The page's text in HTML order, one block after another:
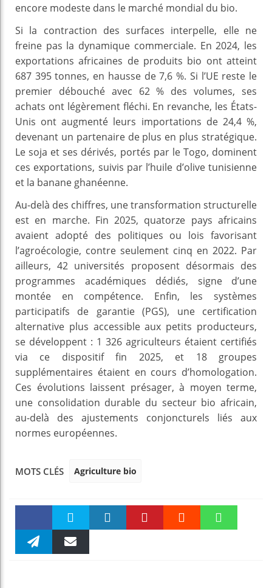
encore modeste dans le marché mondial du bio.
Si la contraction des surfaces interpelle, elle ne
freine pas la dynamique commerciale. En 2024, les
exportations africaines de produits bio ont atteint
687 395 tonnes, en hausse de 7,6 %. Si l’UE reste le
premier débouché avec 62 % des volumes, ses
achats ont légèrement fléchi. En revanche, les États-
Unis ont augmenté leurs importations de 24,4 %,
devenant un partenaire de plus en plus stratégique.
Le soja et ses dérivés, portés par le Togo, dominent
ces exportations, suivis par l’huile d’olive tunisienne
et la banane ghanéenne.
Au-delà des chiffres, une transformation structurelle
est en marche. Fin 2025, quatorze pays africains
avaient adopté des politiques ou lois favorisant
l’agroécologie, contre seulement cinq en 2022. Par
ailleurs, 42 universités proposent désormais des
programmes académiques dédiés, signe d’une
montée en compétence. Enfin, les systèmes
participatifs de garantie (PGS), une certification
alternative plus accessible aux petits producteurs,
se développent : 1 326 agriculteurs étaient certifiés
via ce dispositif fin 2025, et 18 groupes
supplémentaires étaient en cours d’homologation.
Ces évolutions laissent présager, à moyen terme,
une consolidation durable du secteur bio africain,
au-delà des ajustements conjoncturels liés aux
normes européennes.
MOTS CLÉS Agriculture bio
Faceboo Twitter